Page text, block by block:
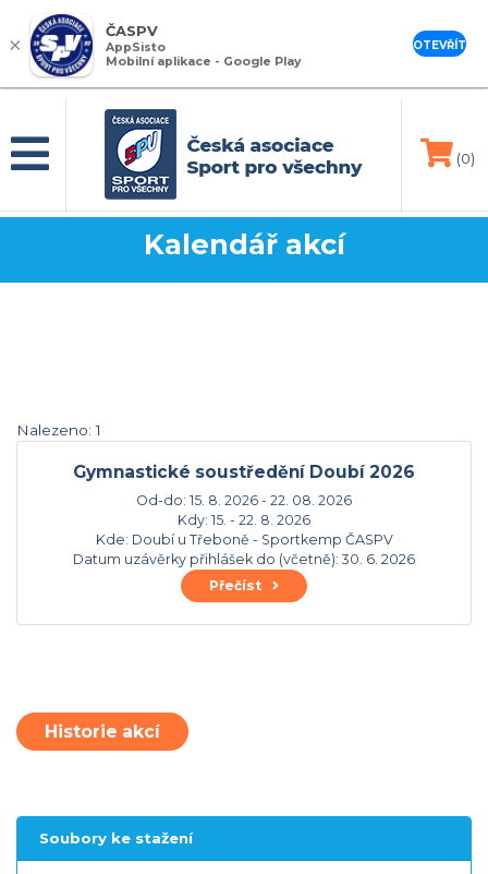
(0)
Kalendář akcí
Nalezeno: 1
Gymnastické soustředění Doubí 2026
Od-do: 15. 8. 2026 - 22. 08. 2026
Kdy: 15. - 22. 8. 2026
Kde: Doubí u Třeboně - Sportkemp ČASPV
Datum uzávěrky přihlášek do (včetně): 30. 6. 2026
Přečíst
Historie akcí
Soubory ke stažení
×
ČASPV
AppSisto
Mobilní aplikace - Google Play
OTEVŘÍT